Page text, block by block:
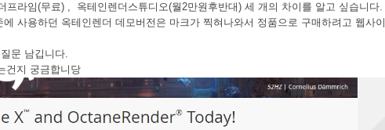
프라임(무료) , 옥테인렌더스튜디오(월2만원후반대) 세 개의 차이를 알고 싶습니다.
사용하던 옥테인렌더 데모버전은 마크가 찍혀나와서 정품으로 구매하려고 웹사이
문 남깁니다.
건지 궁금합니당